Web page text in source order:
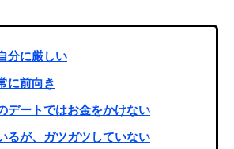
分に厳しい
に前向き
デートではお金をかけない
るが、ガツガツしていない